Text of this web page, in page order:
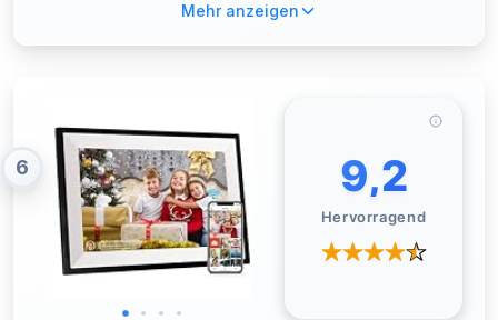
Mehr anzeigen
6 9,2
Hervorragend